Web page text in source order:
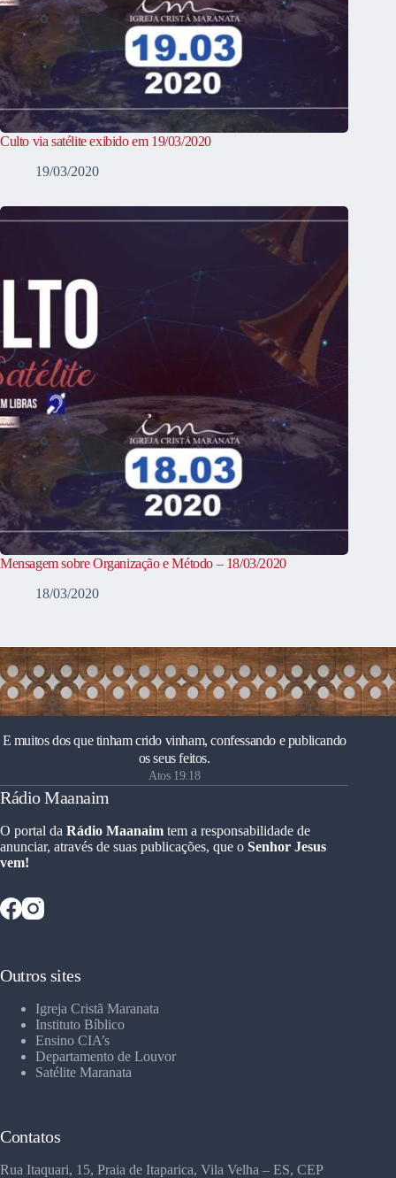
Culto via satélite exibido em 19/03/2020
19/03/2020
Mensagem sobre Organização e Método – 18/03/2020
18/03/2020
E muitos dos que tinham crido vinham, confessando e publicando
os seus feitos.
Atos 19:18
Rádio Maanaim
O portal da Rádio Maanaim tem a responsabilidade de
anunciar, através de suas publicações, que o Senhor Jesus
vem!
Outros sites
Igreja Cristã Maranata
Instituto Bíblico
Ensino CIA’s
Departamento de Louvor
Satélite Maranata
Contatos
Rua Itaquari, 15, Praia de Itaparica, Vila Velha – ES, CEP